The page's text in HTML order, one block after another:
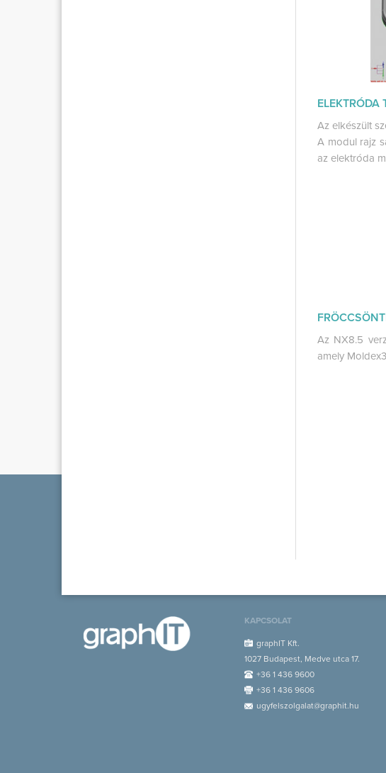
ELEKTRÓDA
Az elkészült
A modul rajz
az elektróda
Az NX8.5
amely
KAPCSOLAT
graphIT Kft.
1027 Budapest, Medve utca 17.
+36 1 436 9600
+36 1 436 9606
ugyfelszolgalat@graphit.hu